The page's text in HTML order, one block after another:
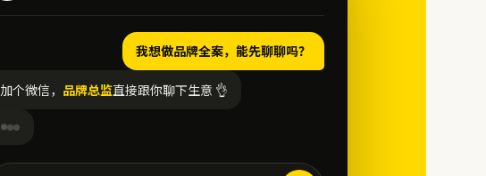
我想做品牌全案，能先聊聊吗？
加个微信， 品牌总监直接跟你聊下生意 👌